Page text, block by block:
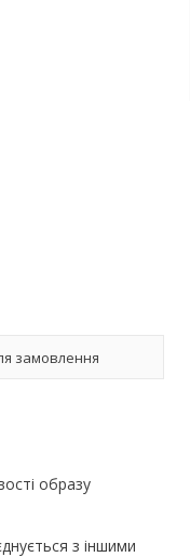
замовлення
образу
з іншими